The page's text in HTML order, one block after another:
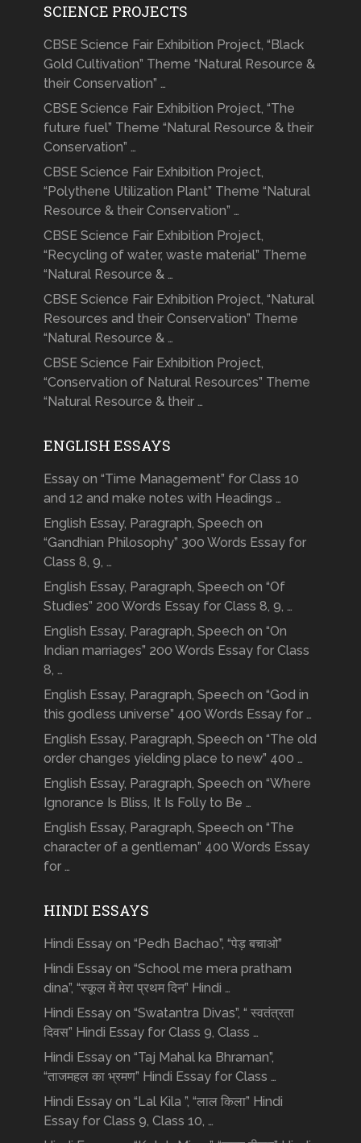
SCIENCE PROJECTS
CBSE Science Fair Exhibition Project, “Black
Gold Cultivation” Theme “Natural Resource &
their Conservation” …
CBSE Science Fair Exhibition Project, “The
future fuel” Theme “Natural Resource & their
Conservation” …
CBSE Science Fair Exhibition Project,
“Polythene Utilization Plant” Theme “Natural
Resource & their Conservation” …
CBSE Science Fair Exhibition Project,
“Recycling of water, waste material” Theme
“Natural Resource & …
CBSE Science Fair Exhibition Project, “Natural
Resources and their Conservation” Theme
“Natural Resource & …
CBSE Science Fair Exhibition Project,
“Conservation of Natural Resources” Theme
“Natural Resource & their …
ENGLISH ESSAYS
Essay on “Time Management” for Class 10
and 12 and make notes with Headings …
English Essay, Paragraph, Speech on
“Gandhian Philosophy” 300 Words Essay for
Class 8, 9, …
English Essay, Paragraph, Speech on “Of
Studies” 200 Words Essay for Class 8, 9, …
English Essay, Paragraph, Speech on “On
Indian marriages” 200 Words Essay for Class
8, …
English Essay, Paragraph, Speech on “God in
this godless universe” 400 Words Essay for …
English Essay, Paragraph, Speech on “The old
order changes yielding place to new” 400 …
English Essay, Paragraph, Speech on “Where
Ignorance Is Bliss, It Is Folly to Be …
English Essay, Paragraph, Speech on “The
character of a gentleman” 400 Words Essay
for …
HINDI ESSAYS
Hindi Essay on “Pedh Bachao”, “पेड़ बचाओ”
Hindi Essay on “School me mera pratham
dina”, “स्कूल में मेरा प्रथम दिन” Hindi …
Hindi Essay on “Swatantra Divas”, “ स्वतंत्रता
दिवस” Hindi Essay for Class 9, Class …
Hindi Essay on “Taj Mahal ka Bhraman”,
“ताजमहल का भ्रमण” Hindi Essay for Class …
Hindi Essay on “Lal Kila ”, “लाल किला” Hindi
Essay for Class 9, Class 10, …